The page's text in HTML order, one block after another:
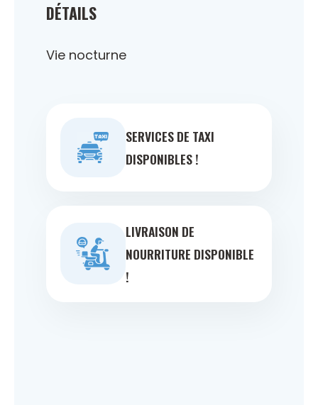
DÉTAILS
Vie nocturne
SERVICES DE TAXI
DISPONIBLES !
LIVRAISON DE
NOURRITURE DISPONIBLE
!